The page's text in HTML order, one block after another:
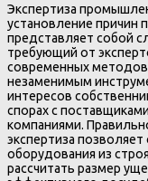
Экспертиза
установление причин
представляет собой
требующий от
современных методов
незаменимым
интересов
спорах с
компаниями.
экспертиза
оборудования из
рассчитать размер